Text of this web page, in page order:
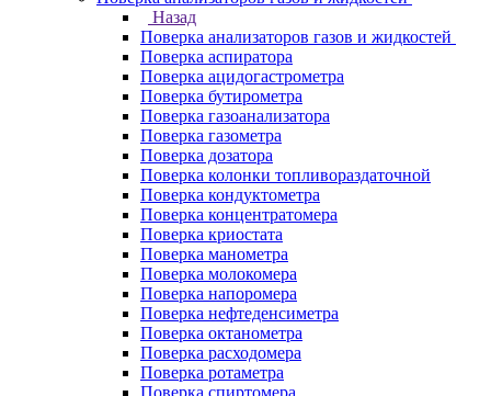
Назад
Поверка анализаторов газов и жидкостей
Поверка аспиратора
Поверка ацидогастрометра
Поверка бутирометра
Поверка газоанализатора
Поверка газометра
Поверка дозатора
Поверка колонки топливораздаточной
Поверка кондуктометра
Поверка концентратомера
Поверка криостата
Поверка манометра
Поверка молокомера
Поверка напоромера
Поверка нефтеденсиметра
Поверка октанометра
Поверка расходомера
Поверка ротаметра
Поверка спиртомера